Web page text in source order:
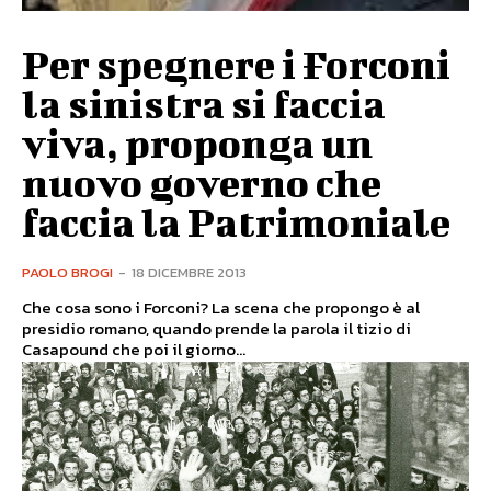
Per spegnere i Forconi
la sinistra si faccia
viva, proponga un
nuovo governo che
faccia la Patrimoniale
PAOLO BROGI - 18 DICEMBRE 2013
Che cosa sono i Forconi? La scena che propongo è al
presidio romano, quando prende la parola il tizio di
Casapound che poi il giorno...